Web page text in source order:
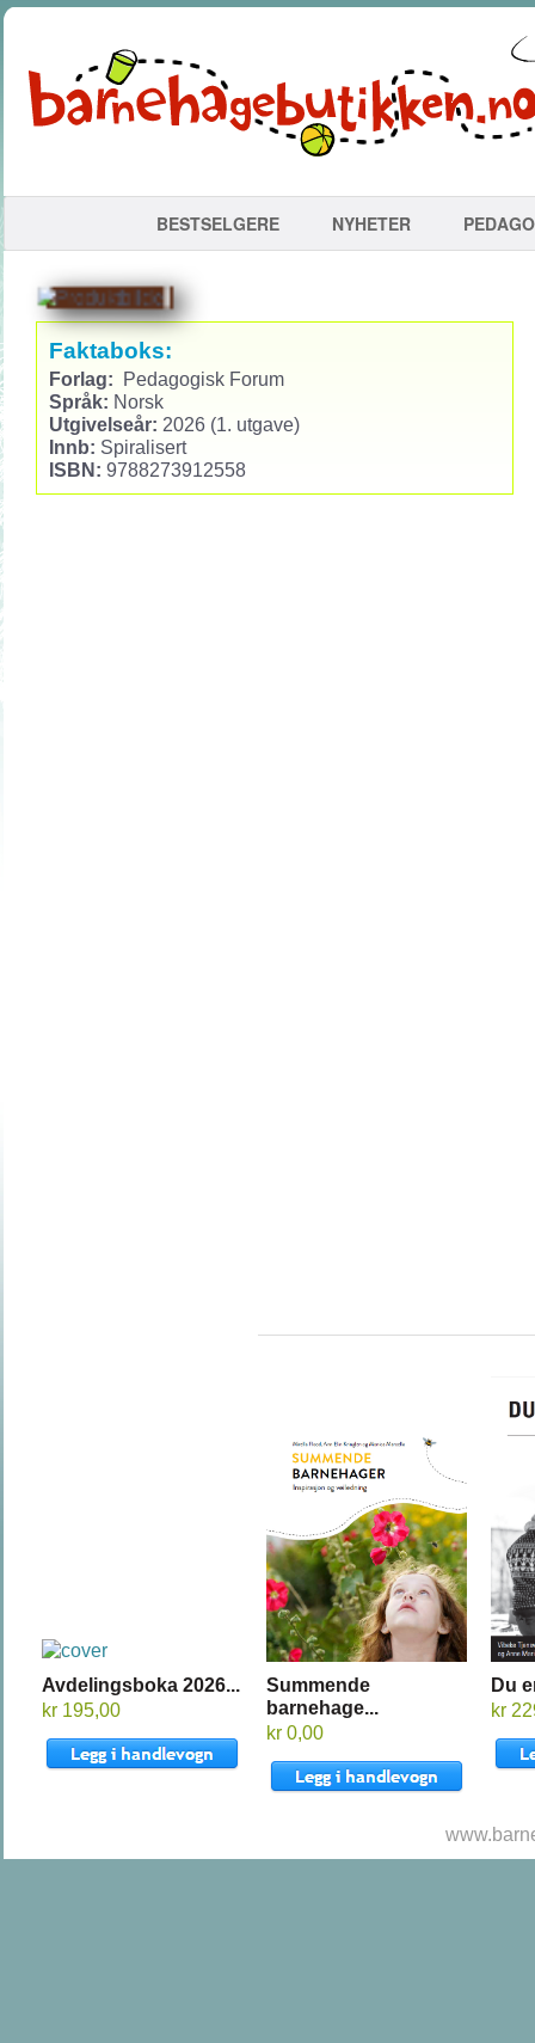
BESTSELGERE NYHETER
Faktaboks:
Forlag: Pedagogisk Forum
Språk: Norsk
Utgivelseår: 2026 (1. utgave)
Innb: Spiralisert
ISBN: 9788273912558
Avdelingsboka 2026...
kr 195,00
Summende
barnehage...
kr 0,00
Du
kr